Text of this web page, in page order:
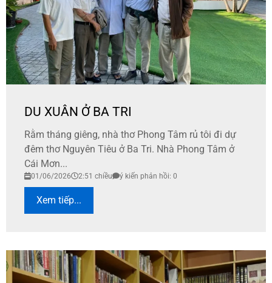
DU XUÂN Ở BA TRI
Rằm tháng giêng, nhà thơ Phong Tâm rủ tôi đi dự
đêm thơ Nguyên Tiêu ở Ba Tri. Nhà Phong Tâm ở
Cái Mơn...
01/06/2026 2:51 chiều ý kiến phản hồi: 0
Xem tiếp...